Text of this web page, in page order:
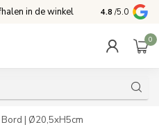
in de winkel Voor 15:00
4.8 /5.0
0
| Ø20,5xH5cm